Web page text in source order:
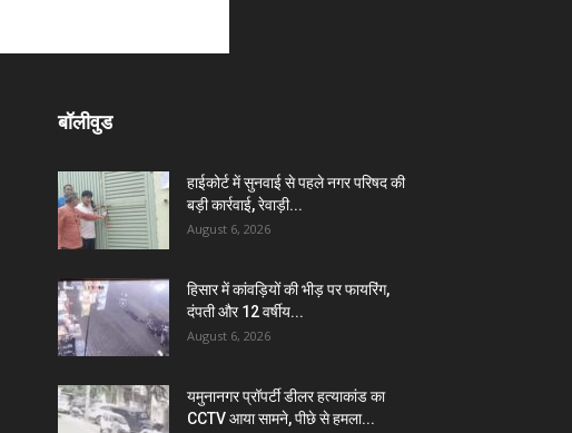
बॉलीवुड
हाईकोर्ट में सुनवाई से पहले नगर परिषद की
बड़ी कार्रवाई, रेवाड़ी...
August 6, 2026
हिसार में कांवड़ियों की भीड़ पर फायरिंग,
दंपती और 12 वर्षीय...
August 6, 2026
यमुनानगर प्रॉपर्टी डीलर हत्याकांड का
CCTV आया सामने, पीछे से हमला...